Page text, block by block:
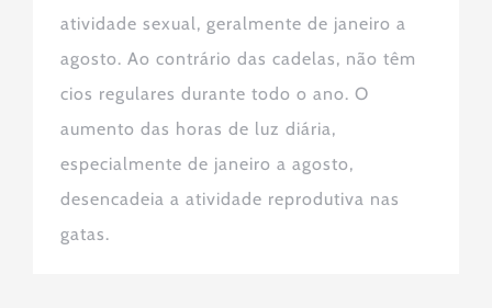
atividade sexual, geralmente de janeiro a
agosto. Ao contrário das cadelas, não têm
cios regulares durante todo o ano. O
aumento das horas de luz diária,
especialmente de janeiro a agosto,
desencadeia a atividade reprodutiva nas
gatas.